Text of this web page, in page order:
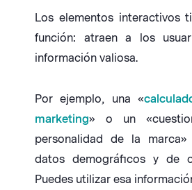
Los elementos interactivos
función: atraen a los
información valiosa.
Por ejemplo, una «
marketing» o un
personalidad de la marca»
datos demográficos y de
Puedes utilizar esa